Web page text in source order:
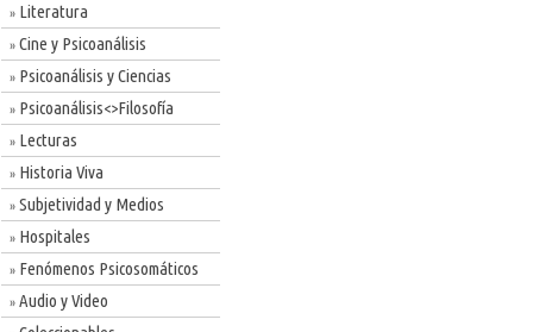
» Literatura
» Cine y Psicoanálisis
» Psicoanálisis y Ciencias
» Psicoanálisis<>Filosofía
» Lecturas
» Historia Viva
» Subjetividad y Medios
» Hospitales
» Fenómenos Psicosomáticos
» Audio y Video